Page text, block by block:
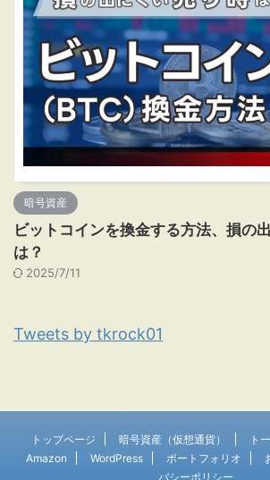
暗号資産
ビットコインを換金する方法、損の
は？
2025/7/11
Tweets by tkrock01
トップページ 暗号資産（仮想通貨） ト
Amazon
WordPress ポートフォリオ
バシーポリシー